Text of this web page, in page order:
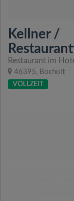
Kellner /
Restaurant im
46395, Bocholt
VOLLZEIT